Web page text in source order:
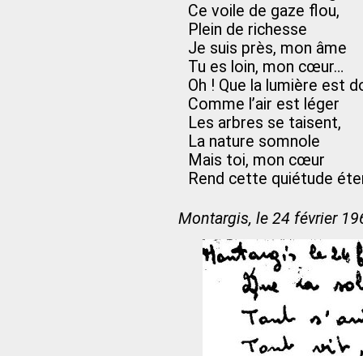
Ce voile de gaze flou,
Plein de richesse
Je suis près, mon âme
Tu es loin, mon cœur…
Oh ! Que la lumière est
Comme l’air est léger
Les arbres se taisent,
La nature somnole
Mais toi, mon cœur
Rend cette quiétude
Montargis, le 24 février